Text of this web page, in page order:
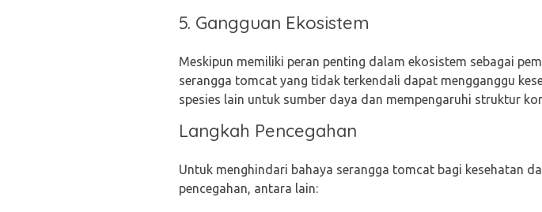
5. Gangguan Ekosistem
Meskipun memiliki peran penting dalam ekosistem sebagai
serangga tomcat yang tidak terkendali dapat mengganggu
spesies lain untuk sumber daya dan mempengaruhi struktur
Langkah Pencegahan
Untuk menghindari bahaya serangga tomcat bagi kesehatan
pencegahan, antara lain: